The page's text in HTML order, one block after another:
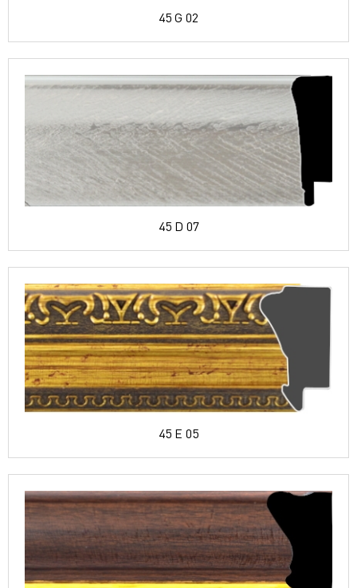
45 G 02
45 D 07
45 E 05